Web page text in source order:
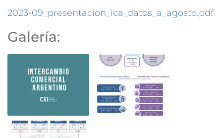
2023-09_presentacion_ica_datos_a_agosto.pdf
Galería: